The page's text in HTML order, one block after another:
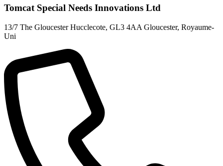
Tomcat Special Needs Innovations Ltd
13/7 The Gloucester Hucclecote, GL3 4AA Gloucester, Royaume-
Uni